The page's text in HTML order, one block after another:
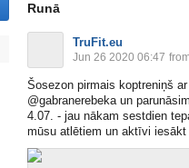
Runā
TruFit.eu
Jun 26 2020 06:47
Šosezon pirmais koptreniņš
@gabranerebeka un
4.07. - jau nākam sestdien
mūsu atlētiem un aktīvi